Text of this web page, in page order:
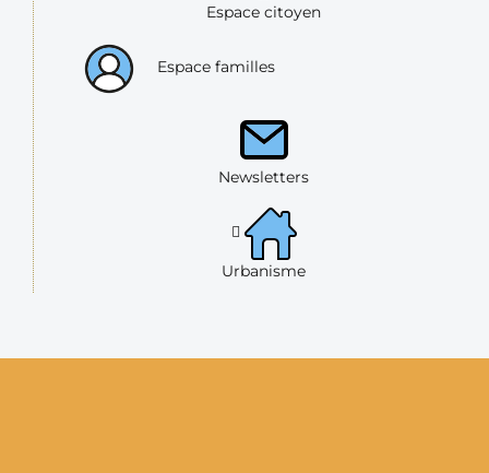
Espace citoyen
Espace familles
Newsletters
Urbanisme